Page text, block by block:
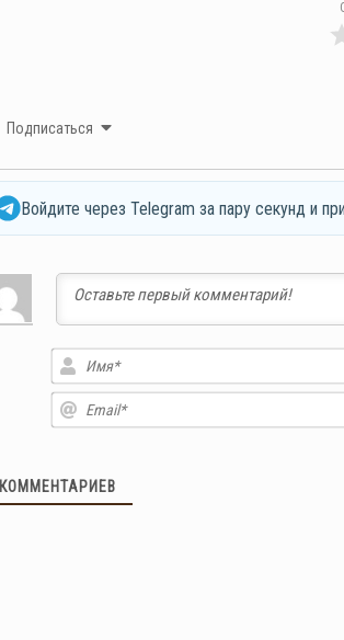
Подписаться
Войдите через Telegram за пару секунд и
КОММЕНТАРИЕВ